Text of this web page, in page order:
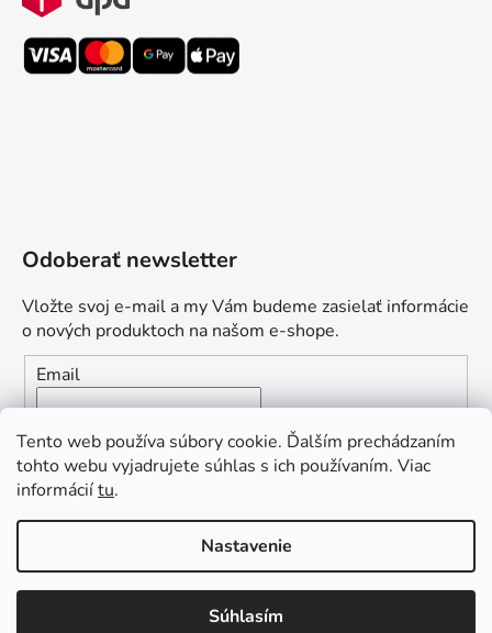
Tento web používa súbory cookie. Ďalším prechádzaním
tohto webu vyjadrujete súhlas s ich používaním. Viac
informáciítu.
Nastavenie
Súhlasím
: Zaplaťte vopred a získajte
Odoberať newsletter
Vložte svoj e-mail a my Vám budeme zasielať informácie
o nových produktoch na našom e-shope.
Email
Vložením e-mailu súhlasíte s
podmienkami ochrany
osobných údajov
Vytvoril Shoptet Premium
môžem pomôcť?“